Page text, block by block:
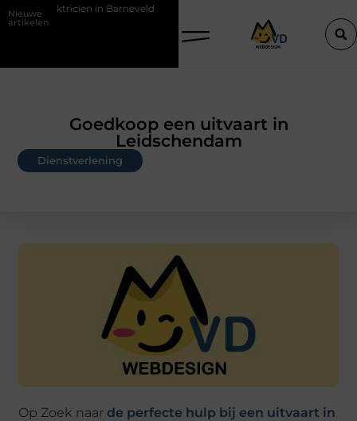
Nieuwe
artikelen
in Barneveld De Perfecte Gids voor Vloerbedekking in Purmerend
Goedkoop een uitvaart in
Leidschendam
Dienstverlening
Op Zoek naar de perfecte hulp bij een uitvaart in